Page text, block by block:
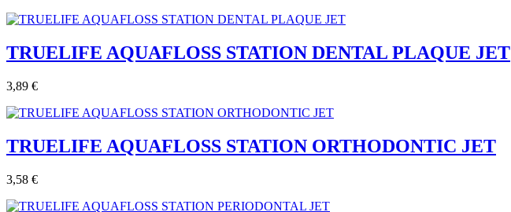
TRUELIFE AQUAFLOSS STATION DENTAL PLAQUE JET
3,89 €
TRUELIFE AQUAFLOSS STATION ORTHODONTIC JET
3,58 €